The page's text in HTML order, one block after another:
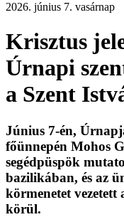
2026. június 7. vasárnap
Krisztus
Úrnapi
a Szent
Június 7-én,
főünnepén Mohos
segédpüspök
bazilikában, és az
körmenetet vezetett
körül.